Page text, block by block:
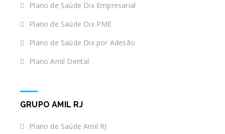
Plano de Saúde Dix Empresarial
Plano de Saúde Dix PME
Plano de Saúde Dix por Adesão
Plano Amil Dental
GRUPO AMIL RJ
Plano de Saúde Amil RJ